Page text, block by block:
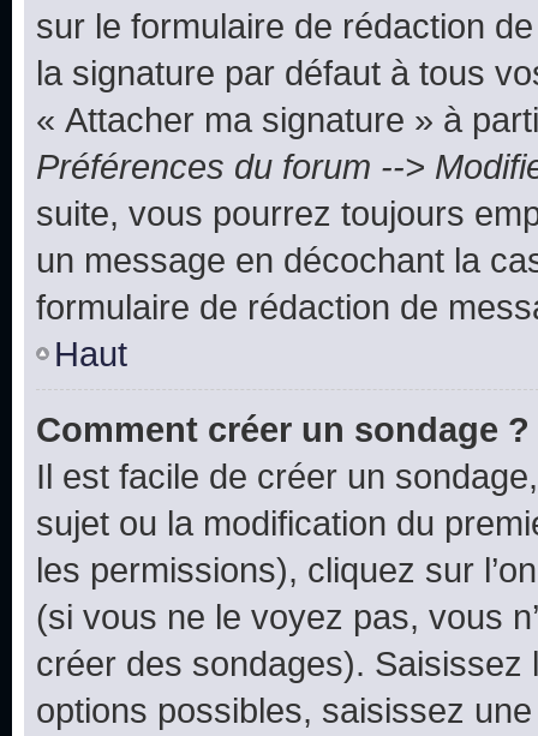
sur le formulaire de rédaction
la signature par défaut à tous
« Attacher ma signature » à
Préférences du forum -->
suite, vous pourrez toujours
un message en décochant la
formulaire de rédaction de
Haut
Comment créer un sondage ?
Il est facile de créer un
sujet ou la modification du
les permissions), cliquez sur
(si vous ne le voyez pas, vous
créer des sondages).
options possibles, saisissez